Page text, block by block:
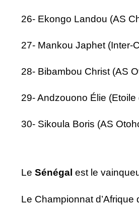
26- Ekongo Landou (AS
27- Mankou Japhet (Inter-
28- Bibambou Christ (AS
29- Andzouono Élie
30- Sikoula Boris (AS
Le Sénégal est le
Le Championnat